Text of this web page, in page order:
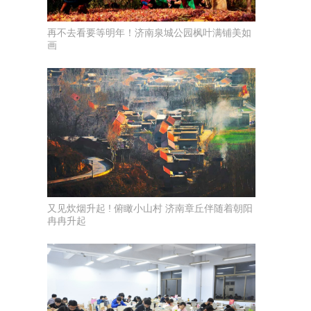
再不去看要等明年！济南泉城公园枫叶满铺美如
画
又见炊烟升起 ! 俯瞰小山村 济南章丘伴随着朝阳
冉冉升起